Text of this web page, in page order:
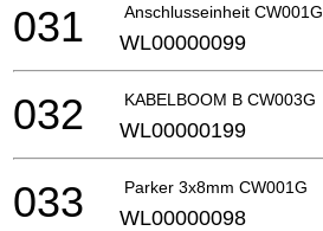
Anschlusseinheit CW001G
031 WL00000099
KABELBOOM B CW003G
032 WL00000199
Parker 3x8mm CW001G
033 WL00000098